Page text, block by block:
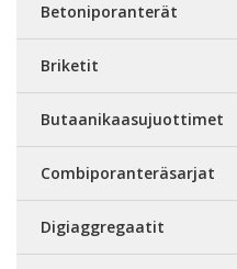
Betoniporanterät
Briketit
Butaanikaasujuottimet
Combiporanteräsarjat
Digiaggregaatit